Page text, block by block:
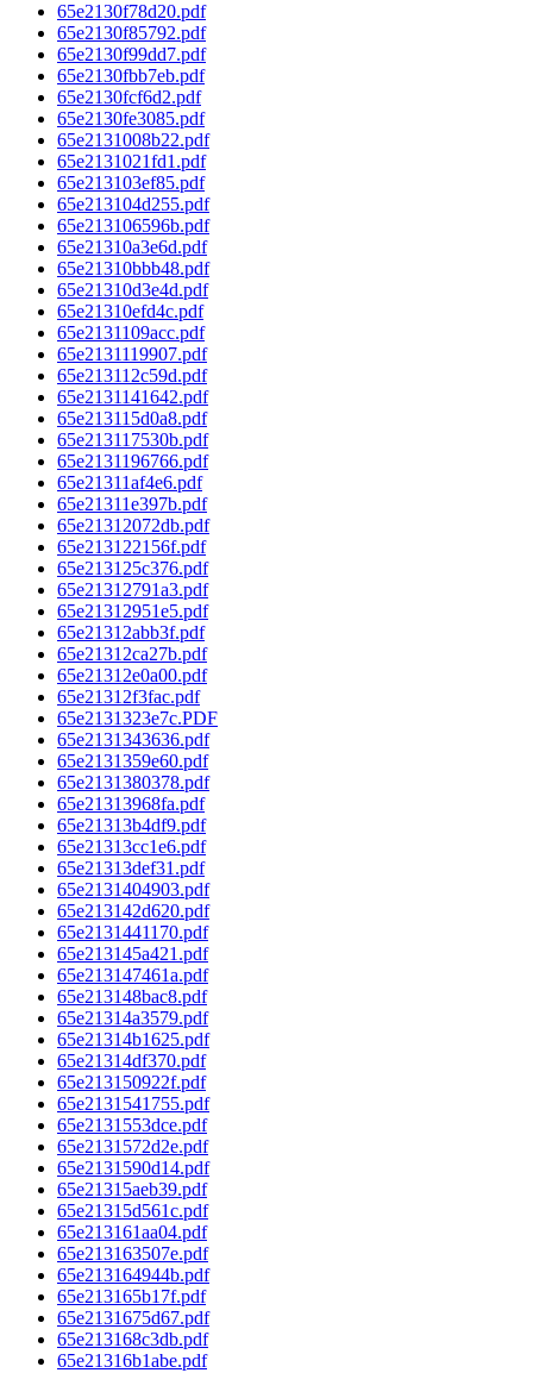
65e2130f78d20.pdf
65e2130f85792.pdf
65e2130f99dd7.pdf
65e2130fbb7eb.pdf
65e2130fcf6d2.pdf
65e2130fe3085.pdf
65e2131008b22.pdf
65e2131021fd1.pdf
65e213103ef85.pdf
65e213104d255.pdf
65e213106596b.pdf
65e21310a3e6d.pdf
65e21310bbb48.pdf
65e21310d3e4d.pdf
65e21310efd4c.pdf
65e2131109acc.pdf
65e2131119907.pdf
65e213112c59d.pdf
65e2131141642.pdf
65e213115d0a8.pdf
65e213117530b.pdf
65e2131196766.pdf
65e21311af4e6.pdf
65e21311e397b.pdf
65e21312072db.pdf
65e213122156f.pdf
65e213125c376.pdf
65e21312791a3.pdf
65e21312951e5.pdf
65e21312abb3f.pdf
65e21312ca27b.pdf
65e21312e0a00.pdf
65e21312f3fac.pdf
65e2131323e7c.PDF
65e2131343636.pdf
65e2131359e60.pdf
65e2131380378.pdf
65e21313968fa.pdf
65e21313b4df9.pdf
65e21313cc1e6.pdf
65e21313def31.pdf
65e2131404903.pdf
65e213142d620.pdf
65e2131441170.pdf
65e213145a421.pdf
65e213147461a.pdf
65e213148bac8.pdf
65e21314a3579.pdf
65e21314b1625.pdf
65e21314df370.pdf
65e213150922f.pdf
65e2131541755.pdf
65e2131553dce.pdf
65e2131572d2e.pdf
65e2131590d14.pdf
65e21315aeb39.pdf
65e21315d561c.pdf
65e213161aa04.pdf
65e213163507e.pdf
65e213164944b.pdf
65e213165b17f.pdf
65e2131675d67.pdf
65e213168c3db.pdf
65e21316b1abe.pdf